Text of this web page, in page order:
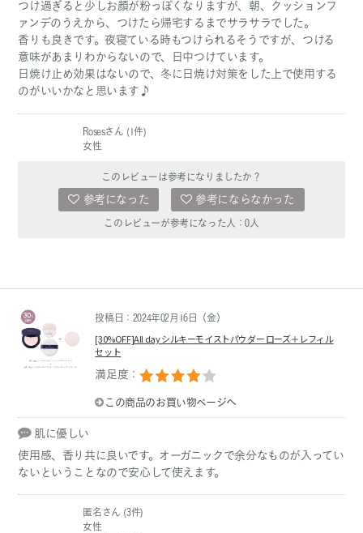
つけ過ぎると少しお顔が粉っぽくなりますが、朝、クッションフ
ァンデのうえから、つけたら帰宅するまでサラサラでした。
香りも良きです。夜寝ている時もつけられるそうですが、つける
意味があまりわからないので、日中つけています。
日焼け止め効果はないので、冬に日焼け対策をした上で使用する
のがいいかなと思います♪
Rosesさん (1件)
女性
このレビューは参考になりましたか？
参考になった 参考にならなかった
このレビューが参考になった人：0 人
投稿日：2024年02月16日（金）
[30%OFF]All day シルキーモイストパウダー ローズ＋レフィル
セット
満足度：
この商品のお買い物ページへ
肌に優しい
使用感、香り共に良いです。オーガニックで余分なものが入ってい
ないということなので安心して使えます。
匿名さん (3件)
女性